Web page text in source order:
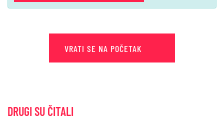
VRATI SE NA POČETAK
DRUGI SU ČITALI